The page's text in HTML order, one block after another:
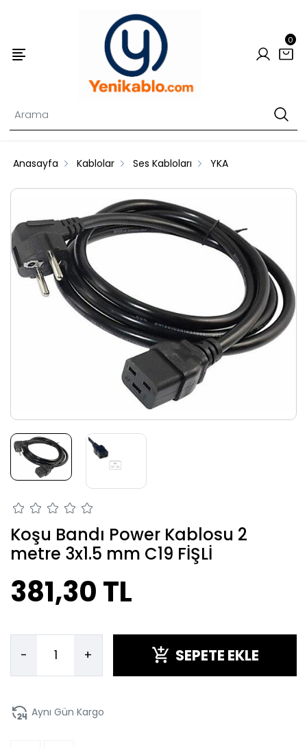
0
Anasayfa Kablolar Ses Kabloları YKA
Koşu Bandı Power Kablosu 2
metre 3x1.5 mm C19 FİŞLİ
381,30 TL
- + SEPETE EKLE
Aynı Gün Kargo